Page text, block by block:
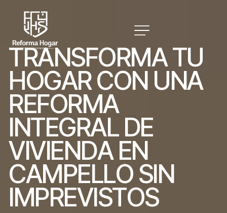
TRANSFORMATU
HOGARCON UNA
REFORMA
INTEGRAL DE
VIVIENDA EN
CAMPELLO SIN
IMPREVISTOS